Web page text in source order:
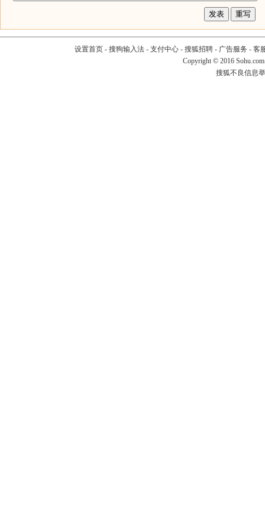
设置首页- 搜狗输入法- 支付中心- 搜狐招聘- 广告服务 - 客
Copyright © 2016
搜狐不良信息